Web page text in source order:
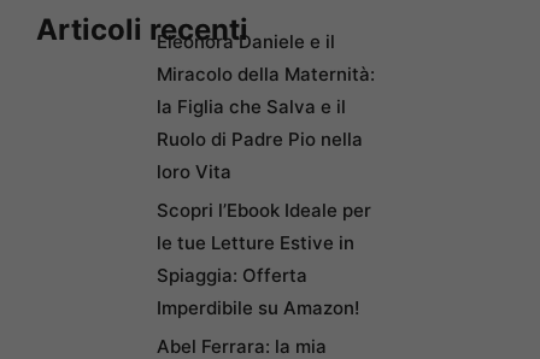
Articoli recentiEleonora Daniele e il
Miracolo della Maternità:
la Figlia che Salva e il
Ruolo di Padre Pio nella
loro Vita
Scopri l’Ebook Ideale per
le tue Letture Estive in
Spiaggia: Offerta
Imperdibile su Amazon!
Abel Ferrara: la mia